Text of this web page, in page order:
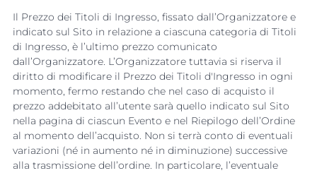
Il Prezzo dei Titoli di Ingresso, fissato dall’Organizzatore e
indicato sul Sito in relazione a ciascuna categoria di Titoli
di Ingresso, è l’ultimo prezzo comunicato
dall’Organizzatore. L’Organizzatore tuttavia si riserva il
diritto di modificare il Prezzo dei Titoli d'Ingresso in ogni
momento, fermo restando che nel caso di acquisto il
prezzo addebitato all’utente sarà quello indicato sul Sito
nella pagina di ciascun Evento e nel Riepilogo dell’Ordine
al momento dell’acquisto. Non si terrà conto di eventuali
variazioni (né in aumento né in diminuzione) successive
alla trasmissione dell’ordine. In particolare, l’eventuale